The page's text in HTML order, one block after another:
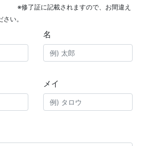
※修了証に記載されますので、お間違え
い。
名
メイ